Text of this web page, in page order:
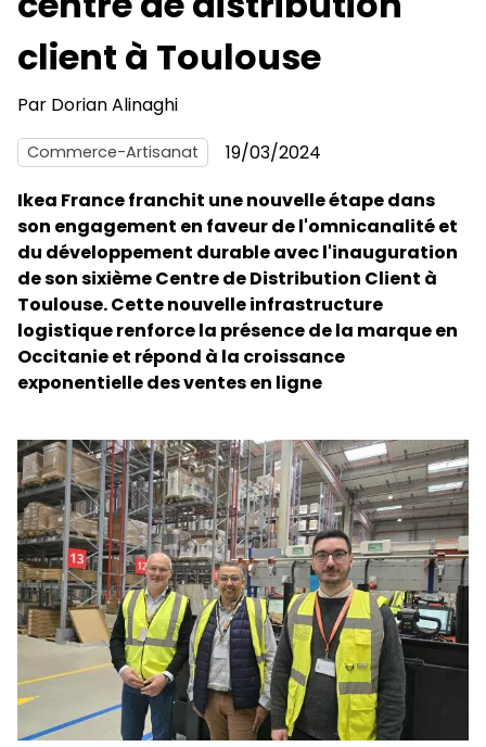
client à Toulouse
Par Dorian Alinaghi
Commerce-Artisanat
19/03/2024
Ikea France franchit une nouvelle étape dans
son engagement en faveur de l'omnicanalité et
du développement durable avec l'inauguration
de son sixième Centre de Distribution Client à
Toulouse. Cette nouvelle infrastructure
logistique renforce la présence de la marque en
Occitanie et répond à la croissance
exponentielle des ventes en ligne